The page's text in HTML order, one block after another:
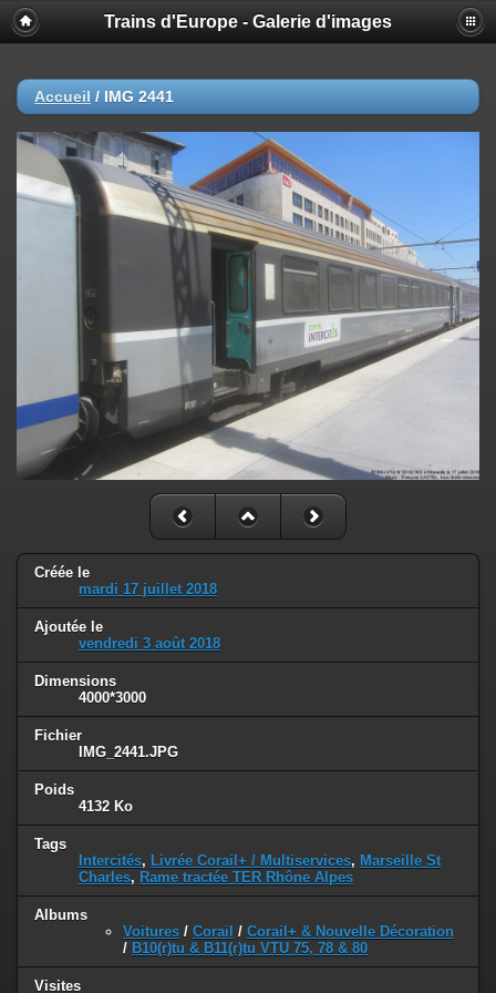
Trains d'Europe - Galerie d'images
Accueil / IMG 2441
Créée le
mardi 17 juillet 2018
Ajoutée le
vendredi 3 août 2018
Dimensions
4000*3000
Fichier
IMG_2441.JPG
Poids
4132 Ko
Tags
Intercités, Livrée Corail+ / Multiservices, Marseille St
Charles, Rame tractée TER Rhône Alpes
Albums
Voitures / Corail / Corail+ & Nouvelle Décoration
/ B10(r)tu & B11(r)tu VTU 75, 78 & 80
Visites